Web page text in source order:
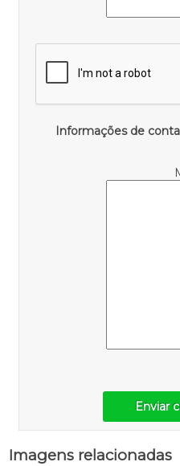
Informações de
Enviar
Imagens relacionadas